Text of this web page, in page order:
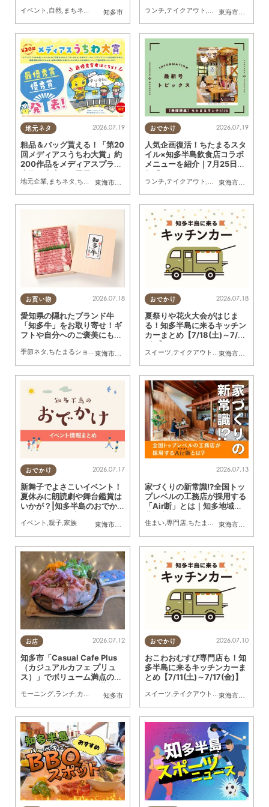
知多市
ちたまる広告
イベント ,自然, まちネタ 季節ネタ,ちたまる広告,親子,夫婦,家族 おひとりさま東海市大府市
ランチ,テイクアウト ,専門店,ちたまるス
地元ネタ
東海市
,大府市 知多市,東浦町
2026.07.19
粗品＆バッグ貰える！「第20
回メディアスうちわ大賞」約
200作品をメディアスプラザ
東海・大府にて展示｜7/23
(木)～8/16(日)／ちたまる広
告
地元企業, まちネタ ,ちたまる広告 家族
おでかけ
東海市
,大府市
2026.07.19
人気企画復活！ちたまるスタ
イル×知多半島飲食店コラボ
メニューを紹介｜7月25日発
行「ちたまるスタイル8・9
月号」見ドコロ解説
ランチ,テイクアウト ,習い事,観光
お買い物
東海市
,大府市 知多市 ,東浦町,阿久比町 ,半田市,常滑市
2026.07.18
愛知県の隠れたブランド牛
「知多牛」をお取り寄せ！ギ
フトや自分へのご褒美にも／
季節ネタ ,ちたまるショッピング
おでかけ
東海市
,大府市
2026.07.18
夏祭りや花火大会がはじま
る！知多半島に来るキッチン
カーまとめ【7/18(土)～7/24
(金)】
スイーツ テイクアウト キッチンカー
おでかけ
東海市
,大府市 知多市 ,半田市
2026.07.17
新舞子でよさこいイベント！
夏休みに朗読劇や舞台鑑賞は
いかが？|知多半島のおでか
(金)】
イベント ,親子,家族 東海市
,大府市
2026.07.13
家づくりの新常識!?全国トッ
プレベルの工務店が採用する
「Air断」とは｜知多地域・
広告
住まい,専門店,ちたまる広告 ,親子
お店
知多市
2026.07.12
知多市「Casual Cafe Plus
（カジュアルカフェ プリュ
ス）」でボリューム満点のダ
モーニング,ランチ,カフェ 行ってみたレポ ,夫婦,カップル,おひとりさま
おでかけ
東海市大府市
2026.07.10
おこわおむすび専門店も！知
多半島に来るキッチンカーま
とめ【7/11(土)～7/17(金)】
スイーツ,テイクアウト ,キッチンカー